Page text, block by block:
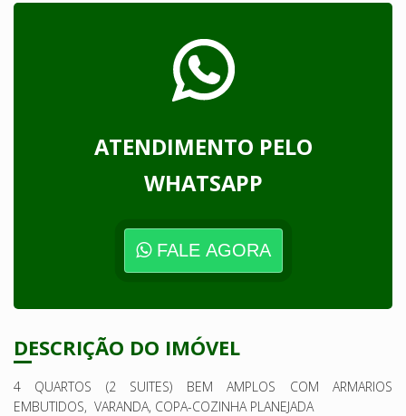
ATENDIMENTO PELO
WHATSAPP
FALE AGORA
DESCRIÇÃO DO IMÓVEL
4 QUARTOS (2 SUITES) BEM AMPLOS COM ARMARIOS
EMBUTIDOS, VARANDA, COPA-COZINHA PLANEJADA